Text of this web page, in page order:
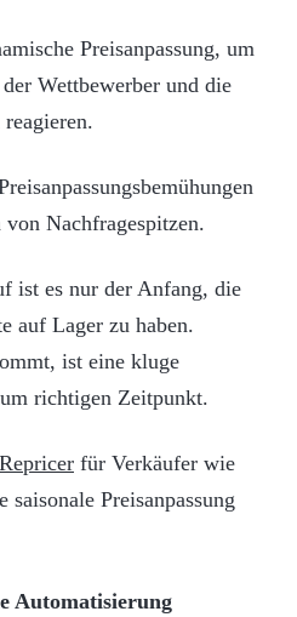
Preisanpassung, um
Wettbewerber und die
Nachfragespitzen.
ist es nur der Anfang, die
auf Lager zu haben.
ist eine kluge
richtigen Zeitpunkt.
Repricer für Verkäufer wie
Preisanpassung
Automatisierung